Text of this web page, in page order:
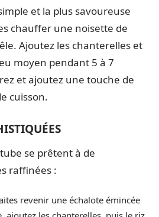
et la plus savoureuse
chauffer une noisette de
Ajoutez les chanterelles et
moyen pendant 5 à 7
et ajoutez une touche de
cuisson.
se prêtent à de
raffinées :
revenir une échalote émincée